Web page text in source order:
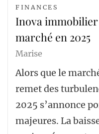
FINANCES
Inova
marché en 2025
Marise
Alors que le
remet des
2025 s’annonce
majeures. La